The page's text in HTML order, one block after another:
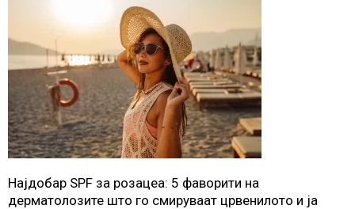
Најдобар SPF за розацеа: 5 фаворити на
дерматолозите што го смируваат црвенилото и ја